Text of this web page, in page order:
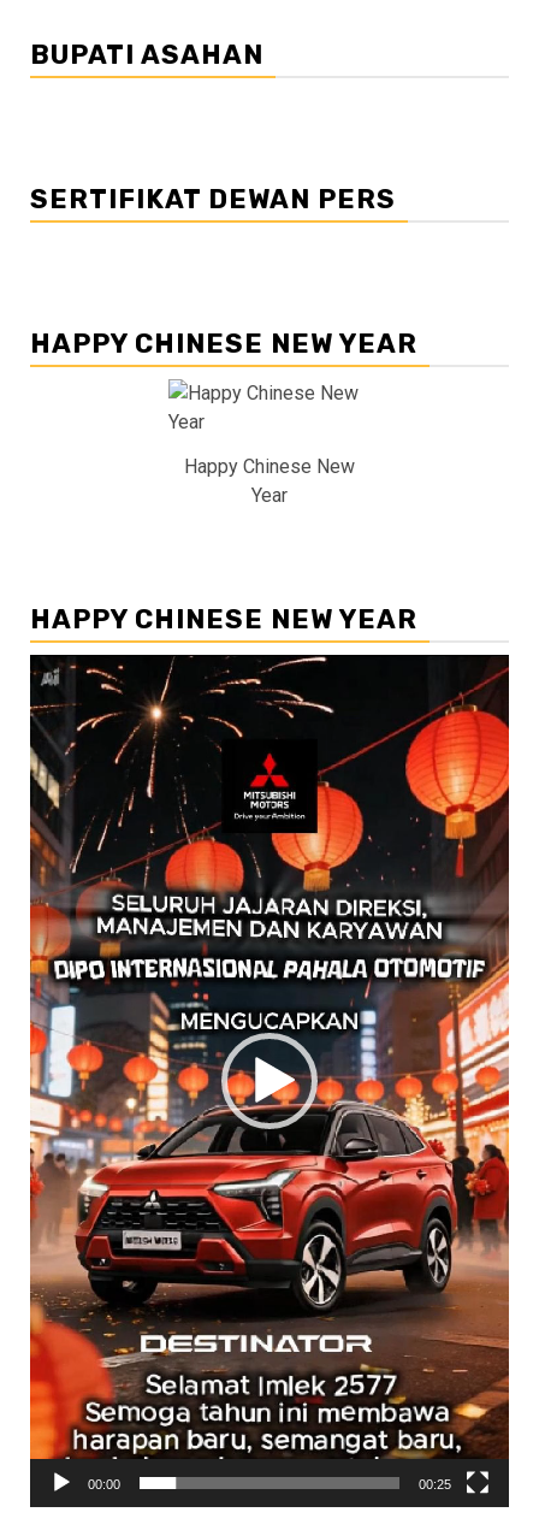
BUPATI ASAHAN
SERTIFIKAT DEWAN PERS
HAPPY CHINESE NEW YEAR
Happy Chinese New
Year
HAPPY CHINESE NEW YEAR
Pemutar
00:00 00:25